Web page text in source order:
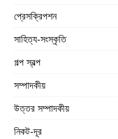
প্রেসক্রিপশন
সাহিত্য-সংস্কৃতি
গল্প স্বল্প
সম্পাদকীয়
উত্তর সম্পাদকীয়
নিকট-দূর